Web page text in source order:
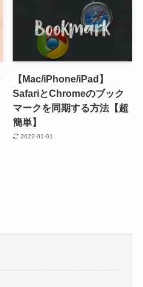
【Mac/iPhone/iPad】
SafariとChromeのブック
マークを同期する方法【超
簡単】
2022-01-01